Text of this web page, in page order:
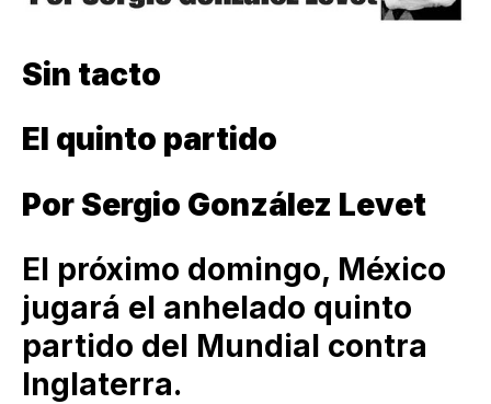
Sin tacto
El quinto partido
Por Sergio González Levet
El próximo domingo, México
jugará el anhelado quinto
partido del Mundial contra
Inglaterra.